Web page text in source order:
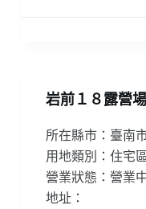
岩前１８露營
所在縣市：臺南
用地類別：住宅
營業狀態：營業
地址：